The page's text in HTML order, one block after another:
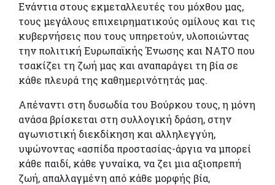
Ενάντια στους εκμεταλλευτές του μόχθου μας,
τους μεγάλους επιχειρηματικούς ομίλους και τις
κυβερνήσεις που τους υπηρετούν, υλοποιώντας
την πολιτική Ευρωπαϊκής Ένωσης και ΝΑΤΟ που
τσακίζει τη ζωή μας και αναπαράγει τη βία σε
κάθε πλευρά της καθημερινότητάς μας.
Απέναντι στη δυσωδία του Βούρκου τους, η μόνη
ανάσα βρίσκεται στη συλλογική δράση, στην
αγωνιστική διεκδίκηση και αλληλεγγύη,
υψώνοντας «ασπίδα προστασίας-άργια να μπορεί
κάθε παιδί, κάθε γυναίκα, να ζει μια αξιοπρεπή
ζωή, απαλλαγμένη από κάθε μορφής βία,